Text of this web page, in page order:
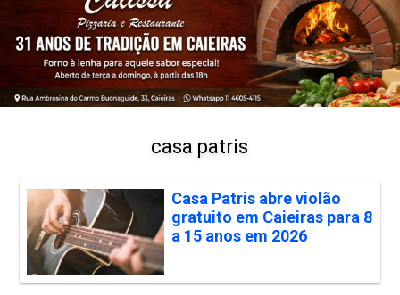
casa patris
Casa Patris abre violão
gratuito em Caieiras para 8
a 15 anos em 2026